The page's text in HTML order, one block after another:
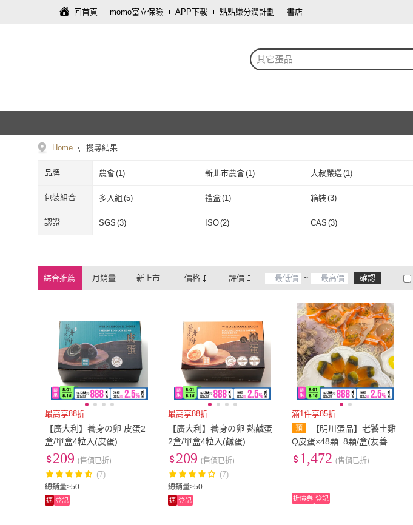
回首頁 momo富立保險 APP下載 點點賺分潤計劃 書店
其它蛋品
Home 搜尋結果
品牌 農會(1) 新北市農會(1) 大叔嚴選(1)
農會(1 新北市農會 大叔嚴選
包裝組合 多入組 (5) 禮盒(1) 箱裝(3)
多入組 禮盒 箱裝
認證 SGS (3) ISO(2) CAS (3)
綜合推薦 月銷量 新上市 價格 評價 ~ 確認
最高享88折
【廣大利】養身の卵 皮蛋2
盒/單盒4粒入(皮蛋)
總銷量>50
209 (售價已折)
(7)
速 登記
最高享88折
【廣大利】養身の卵 熟鹹蛋
2盒/單盒4粒入(鹹蛋)
總銷量>50
209 (售價已折)
(7)
速 登記
滿1件享85折
【明川蛋品】老饕土雞
Q皮蛋×48顆_8顆/盒(友善平
飼*非籠養*超Q彈土雞皮蛋)
1,472 (售價已折)
折價券 登記